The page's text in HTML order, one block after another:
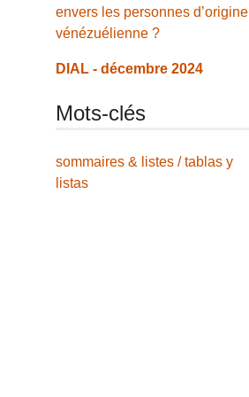
envers les personnes d’origine
vénézuélienne ?
DIAL - décembre 2024
Mots-clés
sommaires & listes / tablas y
listas